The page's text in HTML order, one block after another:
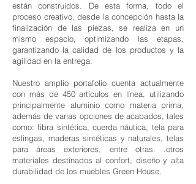
están construidos. De esta forma, todo el
proceso creativo, desde la concepción hasta la
finalización de las piezas, se realiza en un
mismo espacio, optimizando las etapas,
garantizando la calidad de los productos y la
agilidad en la entrega.
Nuestro amplio portafolio cuenta actualmente
con más de 450 artículos en línea, utilizando
principalmente aluminio como materia prima,
además de varias opciones de acabados, tales
como: fibra sintética, cuerda náutica, tela para
eslingas, maderas sintéticas y naturales, telas
para áreas exteriores, entre otras. .otros
materiales destinados al confort, diseño y alta
durabilidad de los muebles Green House.